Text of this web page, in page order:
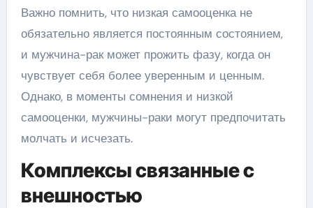
Важно помнить, что низкая самооценка не
обязательно является постоянным состоянием,
и мужчина-рак может прожить фазу, когда он
чувствует себя более уверенным и ценным.
Однако, в моменты сомнения и низкой
самооценки, мужчины-раки могут предпочитать
молчать и исчезать.
Комплексы связанные с
внешностью